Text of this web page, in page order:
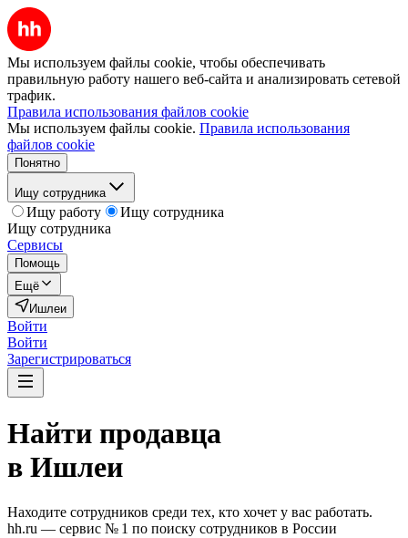
Мы используем файлы cookie, чтобы обеспечивать
правильную работу нашего веб-сайта и анализировать сетевой
трафик.
Правила использования файлов cookie
Мы используем файлы cookie. Правила использования
файлов cookie
Понятно
Ищу сотрудника
Ищу работу
Ищу сотрудника
Ищу сотрудника
Сервисы
Помощь
Ещё
Ишлеи
Войти
Войти
Зарегистрироваться
Найти продавца
в Ишлеи
Находите сотрудников среди тех, кто хочет у вас работать.
hh.ru — сервис № 1 по поиску сотрудников в России